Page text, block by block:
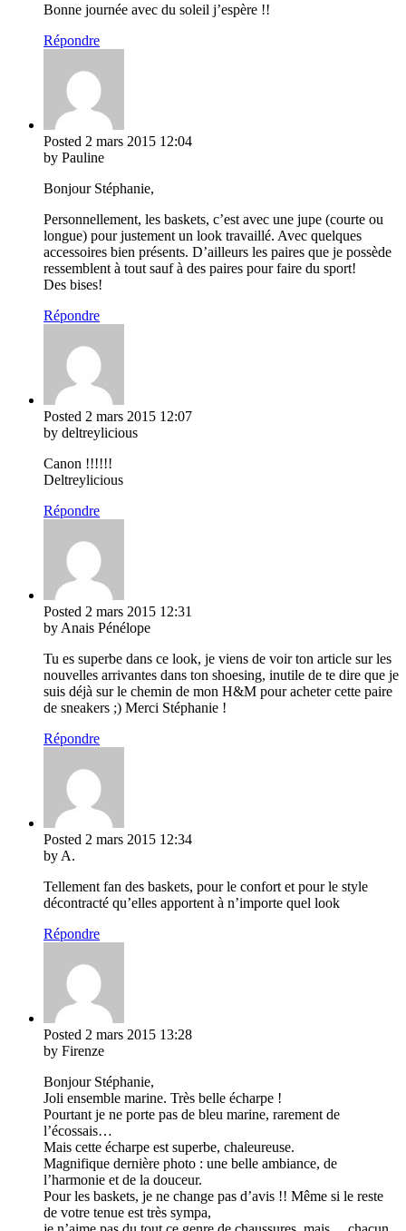
Bonne journée avec du soleil j’espère !!
Répondre
Posted 2 mars 2015 12:04
by Pauline
Bonjour Stéphanie,
Personnellement, les baskets, c’est avec une jupe (courte ou
longue) pour justement un look travaillé. Avec quelques
accessoires bien présents. D’ailleurs les paires que je possède
ressemblent à tout sauf à des paires pour faire du sport!
Des bises!
Répondre
Posted 2 mars 2015 12:07
by deltreylicious
Canon !!!!!!
Deltreylicious
Répondre
Posted 2 mars 2015 12:31
by Anais Pénélope
Tu es superbe dans ce look, je viens de voir ton article sur les
nouvelles arrivantes dans ton shoesing, inutile de te dire que je
suis déjà sur le chemin de mon H&M pour acheter cette paire
de sneakers ;) Merci Stéphanie !
Répondre
Posted 2 mars 2015 12:34
by A.
Tellement fan des baskets, pour le confort et pour le style
décontracté qu’elles apportent à n’importe quel look
Répondre
Posted 2 mars 2015 13:28
by Firenze
Bonjour Stéphanie,
Joli ensemble marine. Très belle écharpe !
Pourtant je ne porte pas de bleu marine, rarement de
l’écossais…
Mais cette écharpe est superbe, chaleureuse.
Magnifique dernière photo : une belle ambiance, de
l’harmonie et de la douceur.
Pour les baskets, je ne change pas d’avis !! Même si le reste
de votre tenue est très sympa,